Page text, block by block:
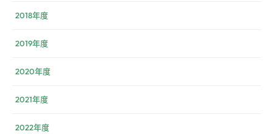
2018年度
2019年度
2020年度
2021年度
2022年度